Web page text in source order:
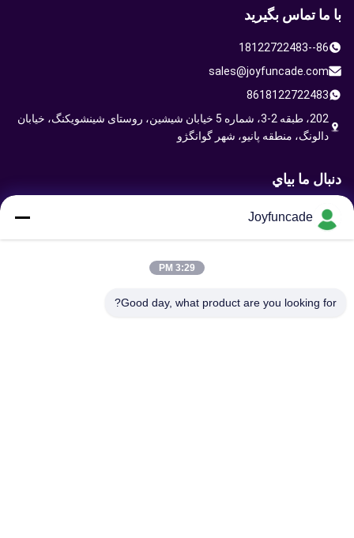
با ما تماس بگیرید
86--18122722483
sales@joyfuncade.com
8618122722483
202، طبقه 2-3، شماره 5 خیابان شیشین، روستای شینشویکنگ، خیابان
دالونگ، منطقه پانیو، شهر گوانگژو
دنبال ما بياي
Joyfuncade
3:29 PM
Good day, what product are you looking for?